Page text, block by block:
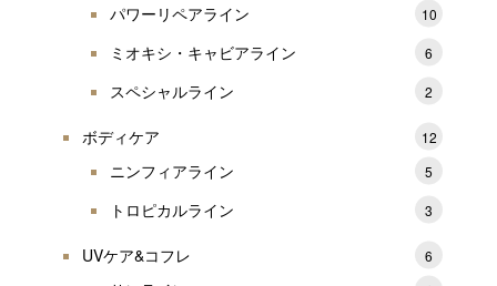
パワーリペアライン 10
ミオキシ・キャビアライン 6
スペシャルライン 2
ボディケア 12
ニンフィアライン 5
トロピカルライン 3
UVケア&コフレ 6